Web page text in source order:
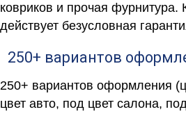
ковриков и прочая
действует безусловная
250+ вариантов
250+ вариантов оформления
цвет авто, под цвет салона,